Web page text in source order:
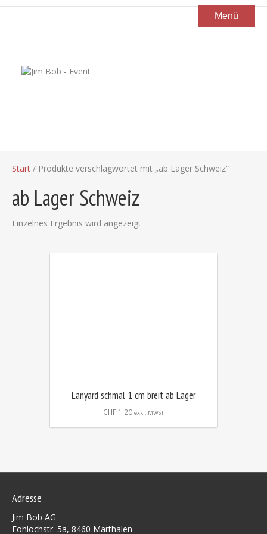
Menü
Start / Produkte verschlagwortet mit „ab Lager Schweiz“
ab Lager Schweiz
Einzelnes Ergebnis wird angezeigt
Lanyard schmal 1 cm breit ab Lager
CHF 1.20 exkl. MWST
Adresse
Jim Bob AG
Fohlochstr. 5a, 8460 Marthalen